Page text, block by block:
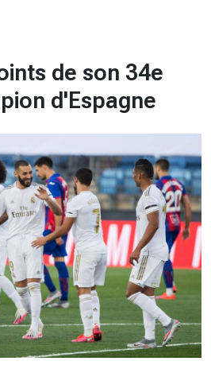
de son 34e
d'Espagne